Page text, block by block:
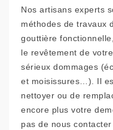
Nos artisans experts
méthodes de travaux
gouttière
le revêtement de
sérieux dommages
et moisissures…). Il
nettoyer ou de
encore plus votre
pas de nous